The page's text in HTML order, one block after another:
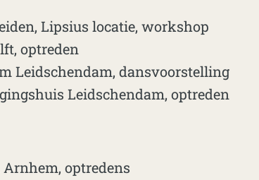
Lipsius locatie, workshop
optreden
Leidschendam, dansvoorstelling
Leidschendam, optreden
optredens